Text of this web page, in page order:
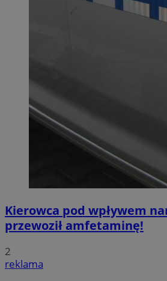
Kierowca pod wpływem
przewoził amfetaminę!
2
reklama